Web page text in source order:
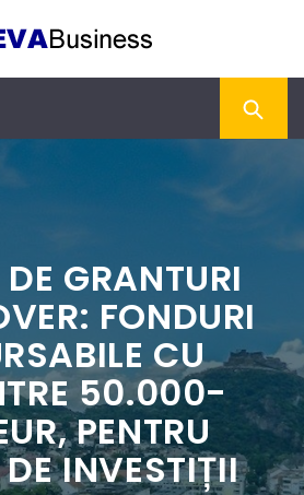
GRANTURI
FONDURI
CU
50.000-
PENTRU
INVESTIȚII